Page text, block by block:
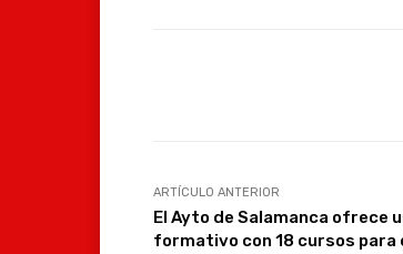
ARTÍCULO ANTERIOR
El Ayto de Salamanca ofrece
formativo con 18 cursos para